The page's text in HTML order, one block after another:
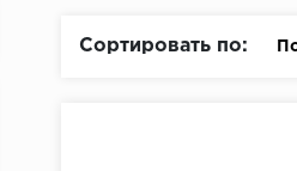
Сортировать по: